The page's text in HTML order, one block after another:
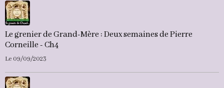
Le grenier de Grand-Mère : Deux semaines de Pierre
Corneille - Ch4
Le 09/09/2023